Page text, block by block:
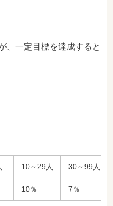
、一定目標を達成すると
10～29人 30～99人
10％ 7％